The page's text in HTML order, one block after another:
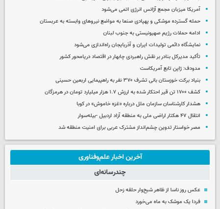
آمریکا میزبان مجمع آژانس انرژی اتمی می‌شود
حمله گسترده موشکی و پهپادی صنعا به مواضع نیروهای وابسته به عربستان
ادامه حملات رژیم صهیونیستی به جنوب لبنان
نمایشگاه دائمی تولیدات ایران و آذربایجان راه‌اندازی می‌شود
تأکید مدیرکل بنادر بر نقش راهبردی چابهار در اقتصاد دریامحور کشور
مدودف: ژاپن تابع آمریکاست
بنیاد برکت خوزستان بانی تشرف ۳۷۰ نفر به راهپیمایی اربعین حسینی
کشف ۱۷۰۰ تن قیر احتکار شده به ارزش ۱.۷ هزار میلیارد تومان در هرمزگان
هشدار کارشناسان سازمان ملل درباره «غزه‌ خاموش» در کوبا
انتقال ۴۷ هکتار اراضی ملی به منطقه آزاد اردبیل -بیله‌سوار
مصر خواستار تدوین چشم‌انداز مشترک عربی برای امنیت منطقه شد
آخرین اخبار علم‌وفناوری
چندرسانه‌ای
عکس روز ناسا از ظاهر شبح‌وار حلقه زحل
فردا یک موشک به ماه می‌خورد